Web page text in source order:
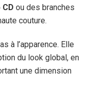
CD ou des branches
couture.
à l’apparence. Elle
du look global, en
une dimension